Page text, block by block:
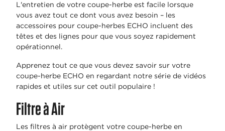
L'entretien de votre coupe-herbe est facile lorsque
vous avez tout ce dont vous avez besoin – les
accessoires pour coupe-herbes ECHO incluent des
têtes et des lignes pour que vous soyez rapidement
opérationnel.
Apprenez tout ce que vous devez savoir sur votre
coupe-herbe ECHO en regardant notre série de vidéos
rapides et utiles sur cet outil populaire !
Filtre à Air
Les filtres à air protègent votre coupe-herbe en